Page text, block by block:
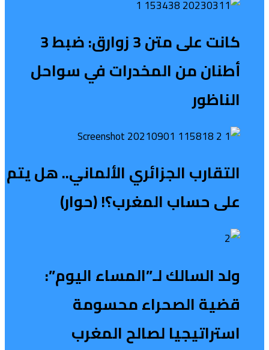
كانت على متن 3 زوارق: ضبط 3
أطنان من المخدرات في سواحل
الناظور
التقارب الجزائري الألماني.. هل يتم
على حساب المغرب؟! (حوار)
ولد السالك لـ”المساء اليوم”:
قضية الصحراء محسومة
استراتيجيا لصالح المغرب